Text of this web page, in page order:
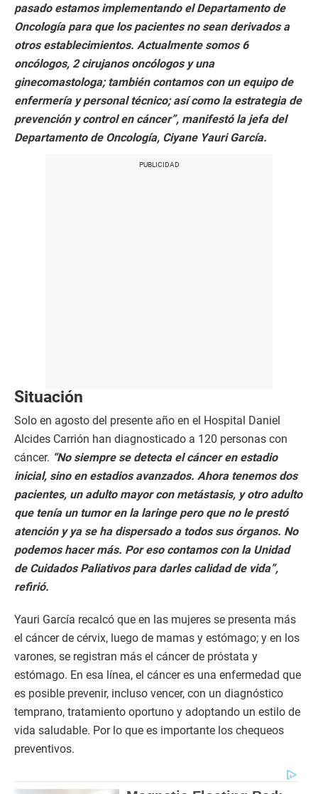
pasado estamos implementando el Departamento de
Oncología para que los pacientes no sean derivados a
otros establecimientos. Actualmente somos 6
oncólogos, 2 cirujanos oncólogos y una
ginecomastologa; también contamos con un equipo de
enfermería y personal técnico; así como la estrategia de
prevención y control en cáncer”, manifestó la jefa del
Departamento de Oncología, Ciyane Yauri García.
Situación
Solo en agosto del presente año en el Hospital Daniel
Alcides Carrión han diagnosticado a 120 personas con
cáncer. “No siempre se detecta el cáncer en estadio
inicial, sino en estadios avanzados. Ahora tenemos dos
pacientes, un adulto mayor con metástasis, y otro adulto
que tenía un tumor en la laringe pero que no le prestó
atención y ya se ha dispersado a todos sus órganos. No
podemos hacer más. Por eso contamos con la Unidad
de Cuidados Paliativos para darles calidad de vida”,
refirió.
Yauri García recalcó que en las mujeres se presenta más
el cáncer de cérvix, luego de mamas y estómago; y en los
varones, se registran más el cáncer de próstata y
estómago. En esa línea, el cáncer es una enfermedad que
es posible prevenir, incluso vencer, con un diagnóstico
temprano, tratamiento oportuno y adoptando un estilo de
vida saludable. Por lo que es importante los chequeos
preventivos.